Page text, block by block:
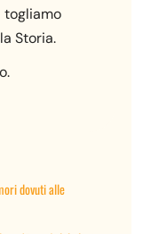
togliamo
Storia.
dovuti alle